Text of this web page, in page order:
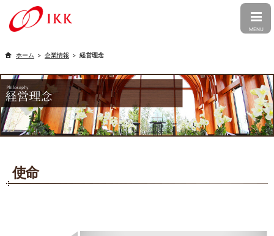
CLOSE
MENU
企業情報 経営理念
使命
企業情報
トップメッセージ 会社概要
経営理念 企業文化
沿革
事業紹介
婚礼事業 介護事業
トップメッセージ